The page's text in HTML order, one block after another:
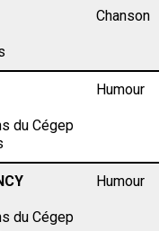
Chanson
du Cégep
Humour
du Cégep
Humour